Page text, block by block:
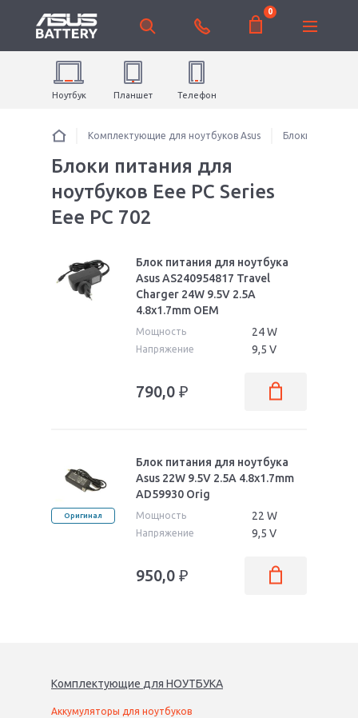
0
Ноутбук Планшет Телефон
Комплектующие для ноутбуков Asus Блоки питания
Блоки питания для
ноутбуков Eee PC Series
Eee PC 702
Блок питания для ноутбука
Asus AS240954817 Travel
Charger 24W 9.5V 2.5A
4.8x1.7mm OEM
Мощность 24 W
Напряжение 9,5 V
790,0 ₽
Оригинал
Блок питания для ноутбука
Asus 22W 9.5V 2.5A 4.8x1.7mm
AD59930 Orig
Мощность 22 W
Напряжение 9,5 V
950,0 ₽
Комплектующие для НОУТБУКА
Аккумуляторы для ноутбуков